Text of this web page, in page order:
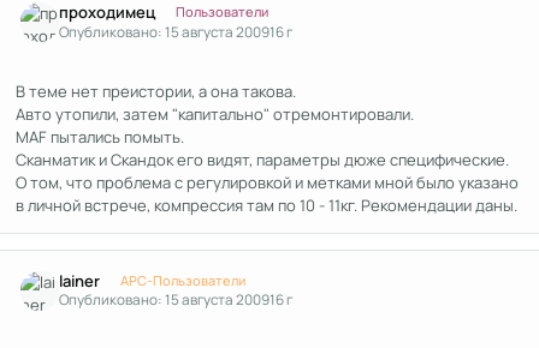
проходимец Пользователи
Опубликовано:15 августа 200916 г
В теме нет преистории, а она такова.
Авто утопили, затем "капитально" отремонтировали.
MAF пытались помыть.
Сканматик и Скандок его видят, параметры дюже специфические.
О том, что проблема с регулировкой и метками мной было указано
в личной встрече, компрессия там по 10 - 11кг. Рекомендации даны.
lainer APC-Пользователи
Опубликовано:15 августа 200916 г